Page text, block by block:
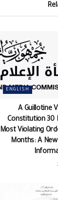
ENGLISH
A Guillotine
Constitution 30
Most Violating
Months: A